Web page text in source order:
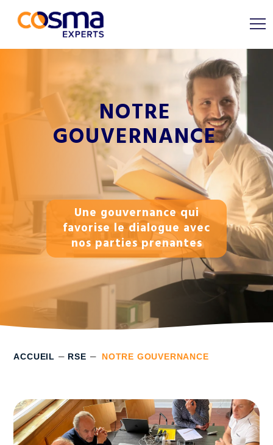
NOTRE
GOUVERNANCE
Une gouvernance qui
favorise le dialogue avec
nos parties prenantes
ACCUEIL – RSE – NOTRE GOUVERNANCE